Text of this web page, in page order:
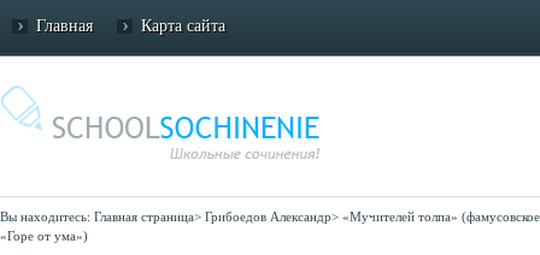
Главная Карта сайта
Вы находитесь: Главная страница> Грибоедов Александр> «Мучителей толпа»
«Горе от ума»)